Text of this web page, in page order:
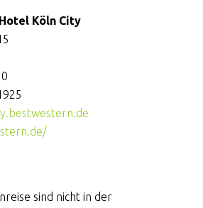
Köln City
sind nicht in der